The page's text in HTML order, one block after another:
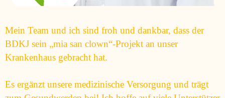
Mein Team und ich sind froh und dankbar, dass der
BDKJ sein „mia san clown“-Projekt an unser
Krankenhaus gebracht hat.
Es ergänzt unsere medizinische Versorgung und trägt